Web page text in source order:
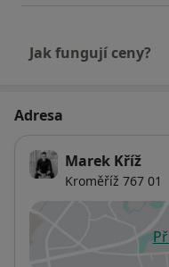
Jak fungují ceny?
Adresa
Marek Kříž
Kroměříž 767 01